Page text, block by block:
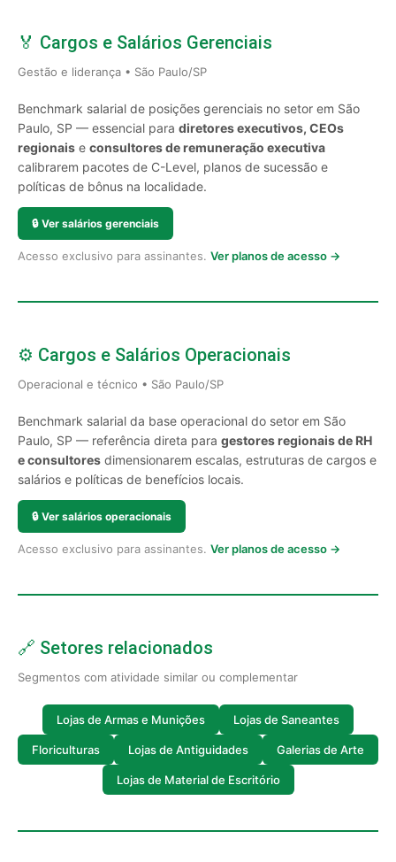
🏅 Cargos e Salários Gerenciais
Gestão e liderança • São Paulo/SP
Benchmark salarial de posições gerenciais no setor em São
Paulo, SP — essencial para diretores executivos, CEOs
regionais e consultores de remuneração executiva
calibrarem pacotes de C-Level, planos de sucessão e
políticas de bônus na localidade.
🔒 Ver salários gerenciais
Acesso exclusivo para assinantes. Ver planos de acesso →
⚙️ Cargos e Salários Operacionais
Operacional e técnico • São Paulo/SP
Benchmark salarial da base operacional do setor em São
Paulo, SP — referência direta para gestores regionais de RH
e consultores dimensionarem escalas, estruturas de cargos e
salários e políticas de benefícios locais.
🔒 Ver salários operacionais
Acesso exclusivo para assinantes. Ver planos de acesso →
🔗 Setores relacionados
Segmentos com atividade similar ou complementar
Lojas de Armas e Munições Lojas de Saneantes
Floriculturas Lojas de Antiguidades Galerias de Arte
Lojas de Material de Escritório